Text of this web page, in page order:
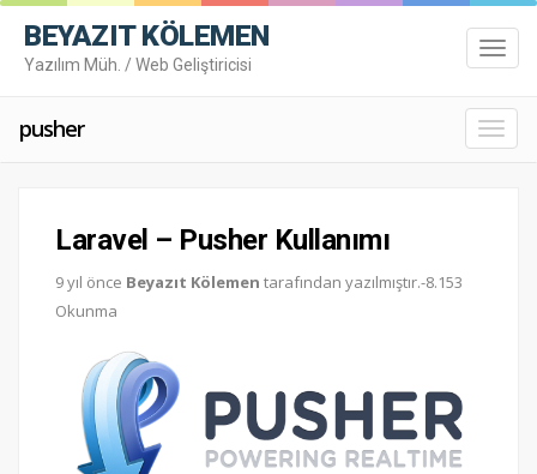
BEYAZIT KÖLEMEN
Yazılım Müh. / Web Geliştiricisi
pusher
Laravel – Pusher Kullanımı
9 yıl önce Beyazıt Kölemen tarafından yazılmıştır.-8.153
Okunma